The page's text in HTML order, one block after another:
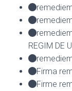
REGIM DE
Firma
Firme